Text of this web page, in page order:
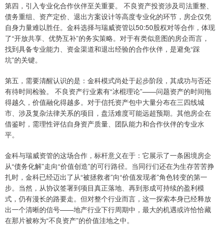
第四，引入专业化合作伙伴至关重要。 不良资产投资涉及司法重整、
债务重组、资产定价、退出方案设计等高度专业化的环节，房企仅凭
自身力量难以胜任。金科选择与瑞威资管以50:50股权对等合作，体现
了“开放共享、优势互补”的务实策略。对于有类似意图的房企而言，
找到具备专业能力、资金渠道和退出经验的合作伙伴，是避免“踩
坑”的关键。
第五，需要清醒认识的是：金科模式尚处于起步阶段，其成功与否还
有待时间检验。 不良资产行业素有“冰棍理论”——问题资产的时间拖
得越久，价值融化得越多。对于信托资产包中大量分布在三四线城
市、涉及复杂法律关系的项目，盘活难度可能远超预期。其他房企在
借鉴时，需理性评估自身资产质量、团队能力和合作伙伴的专业水
平。
金科与瑞威资管的这场合作，标杆意义在于：它展示了一条困境房企
从“债务化解”走向“价值创造”的可行路径。当同行们还在为生存苦苦挣
扎时，金科已经迈出了从“被拯救者”向“价值发现者”角色转变的第一
步。当然，从协议签署到项目真正落地、再到形成可持续的盈利模
式，仍有漫长的路要走。但对整个行业而言，这一探索本身已经释放
出一个清晰的信号——地产行业下行周期中，最大的机遇或许恰恰藏
在那片被称为“不良资产”的价值洼地之中。